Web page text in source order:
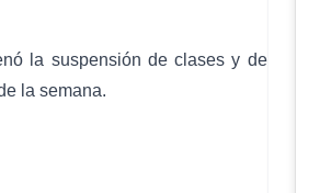
la suspensión de clases y de
la semana.